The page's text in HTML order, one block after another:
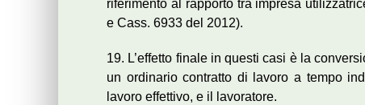
riferimento al rapporto tra impresa
e Cass. 6933 del 2012).
19. L’effetto finale in questi casi è la
un ordinario contratto di lavoro a tempo
lavoro effettivo, e il lavoratore.